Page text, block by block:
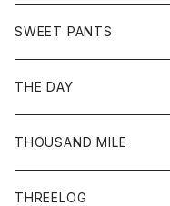
リング
サンダル
アウター
Ｇジャン
ボトム
ジーンズ
SWEET PANTS
ボトム
ショートパンツ
THE DAY
トップス
Tシャツ
THOUSAND MILE
THREELOG